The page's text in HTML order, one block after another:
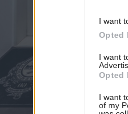
I want
Opted
I want
Opted
I want
of my